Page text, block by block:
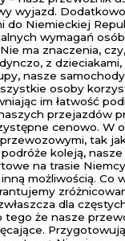
wyjazd.
do Niemieckiej
wymagań osób
ma znaczenia,
z dzieciakami,
nasze
osoby
im łatwość
przejazdów
cenowo. W
tak
koleją,
na trasie
możliwością. Co
dla
tego że nasze